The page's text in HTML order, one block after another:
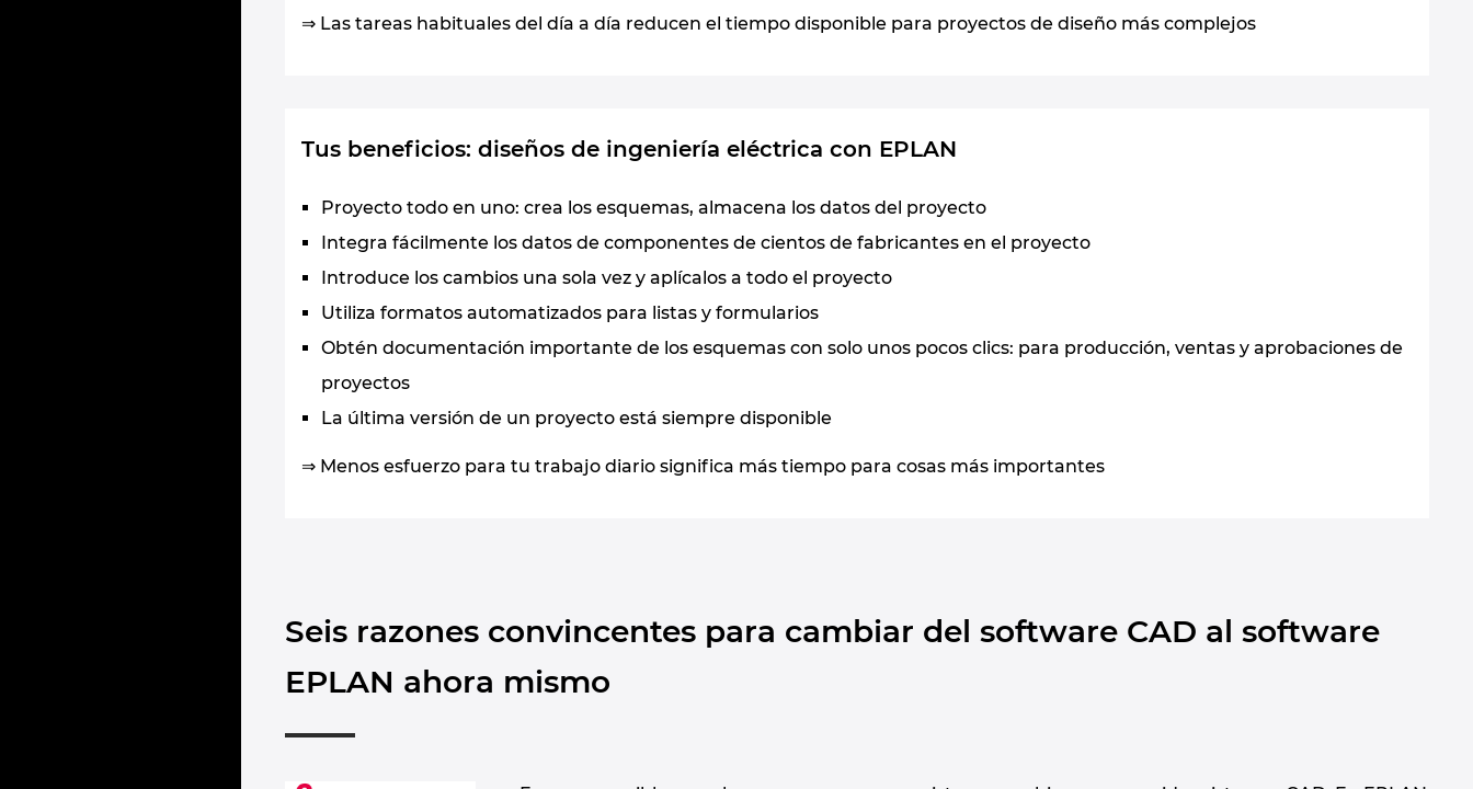
⇒ Las tareas habituales del día a día reducen el tiempo disponible para proyectos de diseño más complejos
Tus beneficios: diseños de ingeniería eléctrica con EPLAN
Proyecto todo en uno: crea los esquemas, almacena los datos del proyecto
Integra fácilmente los datos de componentes de cientos de fabricantes en el proyecto
Introduce los cambios una sola vez y aplícalos a todo el proyecto
Utiliza formatos automatizados para listas y formularios
Obtén documentación importante de los esquemas con solo unos pocos clics: para producción, ventas y aprobaciones de
proyectos
La última versión de un proyecto está siempre disponible
⇒ Menos esfuerzo para tu trabajo diario significa más tiempo para cosas más importantes
Seis razones convincentes para cambiar del software CAD al software
EPLAN ahora mismo